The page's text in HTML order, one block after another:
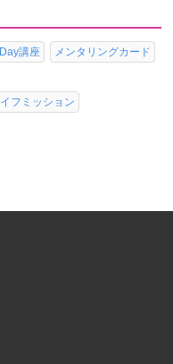
講座
メンタリングカード
フミッション